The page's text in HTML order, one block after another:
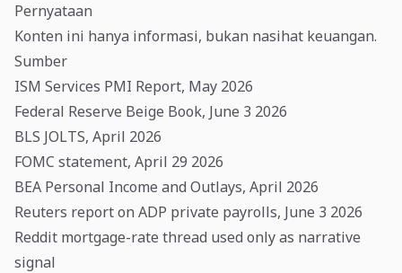
Pernyataan
Konten ini hanya informasi, bukan nasihat keuangan.
Sumber
ISM Services PMI Report, May 2026
Federal Reserve Beige Book, June 3 2026
BLS JOLTS, April 2026
FOMC statement, April 29 2026
BEA Personal Income and Outlays, April 2026
Reuters report on ADP private payrolls, June 3 2026
Reddit mortgage-rate thread used only as narrative
signal